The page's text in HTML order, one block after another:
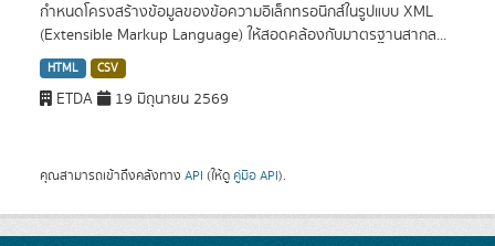
กำหนดโครงสร้างข้อมูลของข้อความอิเล็กทรอนิกส์ในรูปแบบ XML
(Extensible Markup Language) ให้สอดคล้องกับมาตรฐานสากล...
HTML CSV
ETDA 19 มิถุนายน 2569
คุณสามารถเข้าถึงคลังทาง API (ให้ดู คู่มือ API).